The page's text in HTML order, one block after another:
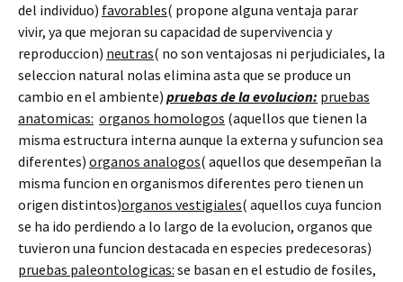
del individuo) favorables( propone alguna ventaja parar
vivir, ya que mejoran su capacidad de supervivencia y
reproduccion) neutras( no son ventajosas ni perjudiciales, la
seleccion natural nolas elimina asta que se produce un
cambio en el ambiente) pruebas de la evolucion: pruebas
anatomicas: organos homologos (aquellos que tienen la
misma estructura interna aunque la externa y sufuncion sea
diferentes) organos analogos( aquellos que desempeñan la
misma funcion en organismos diferentes pero tienen un
origen distintos)organos vestigiales( aquellos cuya funcion
se ha ido perdiendo a lo largo de la evolucion, organos que
tuvieron una funcion destacada en especies predecesoras)
pruebas paleontologicas: se basan en el estudio de fosiles,